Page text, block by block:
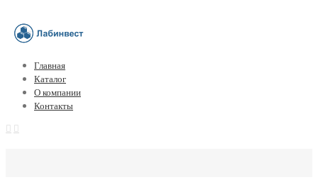
Главная
Каталог
О компании
Контакты